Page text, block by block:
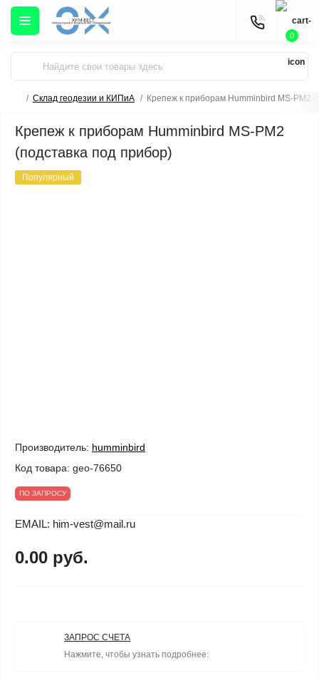
0
Склад геодезии и КИПиА Крепеж к приборам Humminbird MS-PM2
Крепеж к приборам Humminbird MS-PM2
(подставка под прибор)
Популярный
Производитель: humminbird
Код товара: geo-76650
ПО ЗАПРОСУ
EMAIL: him-vest@mail.ru
0.00 руб.
ЗАПРОС СЧЕТА
Нажмите, чтобы узнать подробнее: